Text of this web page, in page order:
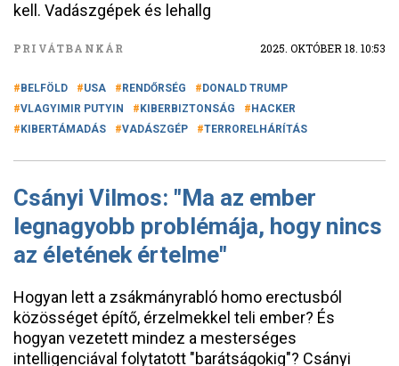
kell. Vadászgépek és lehallg
PRIVÁTBANKÁR 2025. OKTÓBER 18. 10:53
BELFÖLD USA RENDŐRSÉG
DONALD TRUMP
VLAGYIMIR PUTYIN
KIBERBIZTONSÁG
HACKER
KIBERTÁMADÁS
VADÁSZGÉP TERRORELHÁRÍTÁS
Csányi Vilmos: "Ma az ember
legnagyobb problémája, hogy nincs
az életének értelme"
Hogyan lett a zsákmányrabló homo erectusból
közösséget építő, érzelmekkel teli ember? És
hogyan vezetett mindez a mesterséges
intelligenciával folytatott "barátságokig"? Csányi